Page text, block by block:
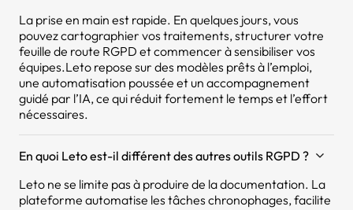
La prise en main est rapide. En quelques jours, vous
pouvez cartographier vos traitements, structurer votre
feuille de route RGPD et commencer à sensibiliser vos
équipes.Leto repose sur des modèles prêts à l’emploi,
une automatisation poussée et un accompagnement
guidé par l’IA, ce qui réduit fortement le temps et l’effort
nécessaires.
En quoi Leto est-il différent des autres outils RGPD ?
Leto ne se limite pas à produire de la documentation. La
plateforme automatise les tâches chronophages, facilite